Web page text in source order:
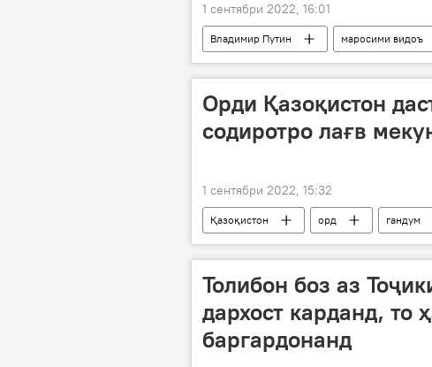
1 сентябри 2022, 16:01
Владимир Путин маросими видоъ
Орди Қазоқистон
содиротро лағв
1 сентябри 2022, 15:32
Қазоқистон орд гандум
Толибон боз аз
дархост карданд, то
баргардонанд